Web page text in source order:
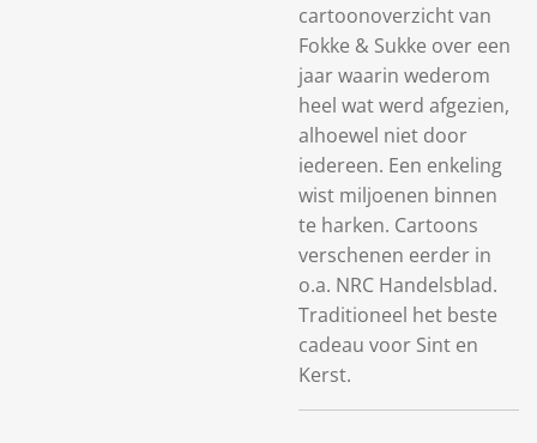
cartoonoverzicht van
Fokke & Sukke over een
jaar waarin wederom
heel wat werd afgezien,
alhoewel niet door
iedereen. Een enkeling
wist miljoenen binnen
te harken. Cartoons
verschenen eerder in
o.a. NRC Handelsblad.
Traditioneel het beste
cadeau voor Sint en
Kerst.